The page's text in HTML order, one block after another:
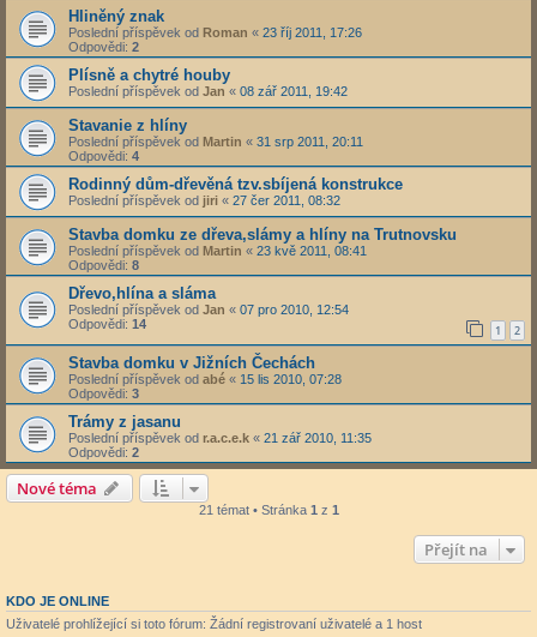
Hliněný znak
Poslední příspěvek od Roman « 23 říj 2011, 17:26
Odpovědi: 2
Plísně a chytré houby
Poslední příspěvek od Jan « 08 zář 2011, 19:42
Stavanie z hlíny
Poslední příspěvek od Martin « 31 srp 2011, 20:11
Odpovědi: 4
Rodinný dům-dřevěná tzv.sbíjená konstrukce
Poslední příspěvek od jiri « 27 čer 2011, 08:32
Stavba domku ze dřeva,slámy a hlíny na Trutnovsku
Poslední příspěvek od Martin « 23 kvě 2011, 08:41
Odpovědi: 8
Dřevo,hlína a sláma
Poslední příspěvek od Jan « 07 pro 2010, 12:54
Odpovědi: 14 1 2
Stavba domku v Jižních Čechách
Poslední příspěvek od abé « 15 lis 2010, 07:28
Odpovědi: 3
Trámy z jasanu
Poslední příspěvek od r.a.c.e.k « 21 zář 2010, 11:35
Odpovědi: 2
Nové téma
21 témat • Stránka 1 z 1
Přejít na
KDO JE ONLINE
Uživatelé prohlížející si toto fórum: Žádní registrovaní uživatelé a 1 host